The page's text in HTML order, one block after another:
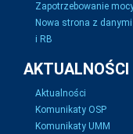
Zapotrzebowanie
Nowa strona z danymi
i RB
AKTUALNOŚCI
Aktualności
Komunikaty OSP
Komunikaty UMM